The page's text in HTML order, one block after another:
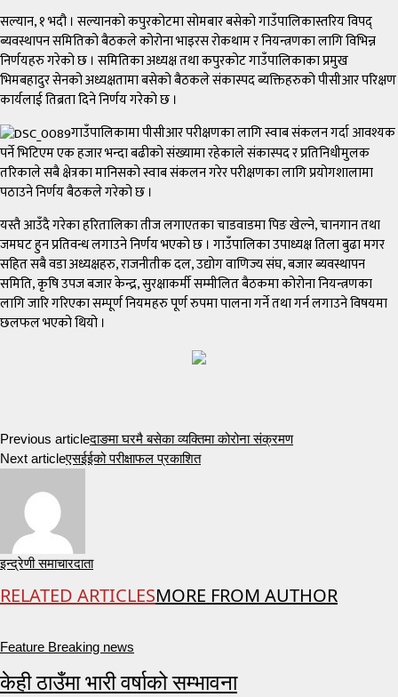
सल्यान, १ भदौ । सल्यानको कपुरकोटमा सोमबार बसेको गाउँपालिकास्तरिय विपद्
ब्यवस्थापन समितिको बैठकले कोरोना भाइरस रोकथाम र नियन्त्रणका लागि विभिन्न
निर्णयहरु गरेको छ । समितिका अध्यक्ष तथा कपुरकोट गाउँपालिकाका प्रमुख
भिमबहादुर सेनको अध्यक्षतामा बसेको बैठकले संकास्पद ब्यक्तिहरुको पीसीआर परिक्षण
कार्यलाई तिब्रता दिने निर्णय गरेको छ ।
गाउँपालिकामा पीसीआर परीक्षणका लागि स्वाब संकलन गर्दा आवश्यक
पर्ने भिटिएम एक हजार भन्दा बढीको संख्यामा रहेकाले संकास्पद र प्रतिनिधीमुलक
तरिकाले सबै क्षेत्रका मानिसको स्वाब संकलन गरेर परीक्षणका लागि प्रयोगशालामा
पठाउने निर्णय बैठकले गरेको छ ।
यस्तै आउँदै गरेका हरितालिका तीज लगाएतका चाडवाडमा पिङ खेल्ने, चानगान तथा
जमघट हुन प्रतिवन्ध लगाउने निर्णय भएको छ । गाउँपालिका उपाध्यक्ष तिला बुढा मगर
सहित सबै वडा अध्यक्षहरु, राजनीतीक दल, उद्योग वाणिज्य संघ, बजार ब्यवस्थापन
समिति, कृषि उपज बजार केन्द्र, सुरक्षाकर्मी सम्मीलित बैठकमा कोरोना नियन्त्रणका
लागि जारि गरिएका सम्पूर्ण नियमहरु पूर्ण रुपमा पालना गर्ने तथा गर्न लगाउने विषयमा
छलफल भएको थियो ।
Previous articleदाङमा घरमै बसेका व्यक्तिमा कोरोना संक्रमण
Next articleएसईईको परीक्षाफल प्रकाशित
इन्द्रेणी समाचारदाता
RELATED ARTICLESMORE FROM AUTHOR
Feature Breaking news
केही ठाउँमा भारी वर्षाको सम्भावना